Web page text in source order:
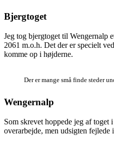
Bjergtoget
Jeg tog bjergtoget til Wengernalp
2061 m.o.h. Det der er specielt
komme op i højderne.
Der er mange små finde steder
Wengernalp
Som skrevet hoppede jeg af
overarbejde, men udsigten fejlede